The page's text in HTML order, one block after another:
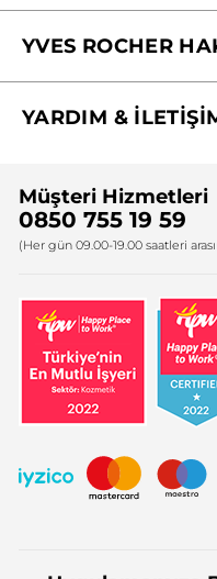
YVES ROCHER
Yves Rocher Vakfı
YARDIM &
Bize Ulaşın
Firma Bilgileri
Müşteri Hizmetleri
0850 755 19 59
(Her gün 09.00-19.00 saatleri